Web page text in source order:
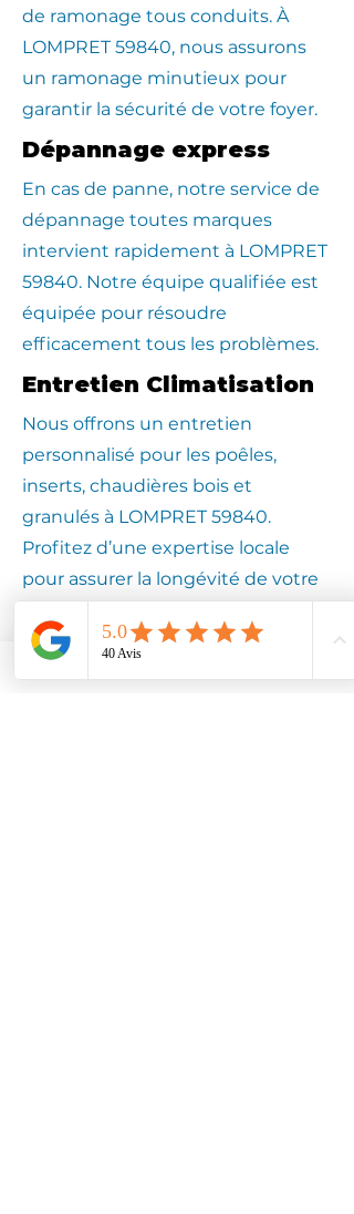
de ramonage tous conduits. À
LOMPRET 59840, nous assurons
un ramonage minutieux pour
garantir la sécurité de votre foyer.
Dépannage express
En cas de panne, notre service de
dépannage toutes marques
intervient rapidement à LOMPRET
59840. Notre équipe qualifiée est
équipée pour résoudre
efficacement tous les problèmes.
Entretien Climatisation
Nous offrons un entretien
personnalisé pour les poêles,
inserts, chaudières bois et
granulés à LOMPRET 59840.
Profitez d’une expertise locale
pour assurer la longévité de votre